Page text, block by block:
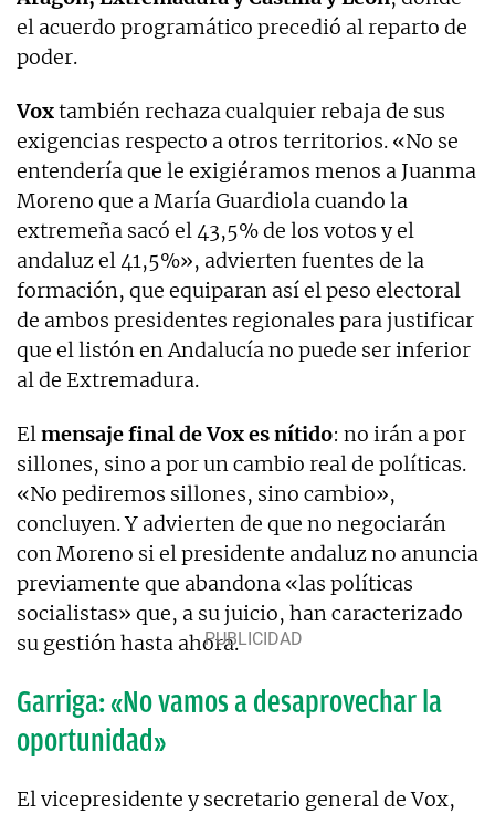
el acuerdo programático precedió al reparto de
poder.
Voxtambién rechaza cualquier rebaja de sus
exigencias respecto a otros territorios. «No se
entendería que le exigiéramos menos a Juanma
Moreno que a María Guardiola cuando la
extremeña sacó el 43,5% de los votos y el
andaluz el 41,5%», advierten fuentes de la
formación, que equiparan así el peso electoral
de ambos presidentes regionales para justificar
que el listón en Andalucía no puede ser inferior
al de Extremadura.
Elmensaje final de Vox es nítido: no irán a por
sillones, sino a por un cambio real de políticas.
«No pediremos sillones, sino cambio»,
concluyen. Y advierten de que no negociarán
con Moreno si el presidente andaluz no anuncia
previamente que abandona «las políticas
socialistas» que, a su juicio, han caracterizado
su gestión hasta ahora.
Garriga: «No vamos a desaprovechar la
oportunidad»
El vicepresidente y secretario general de Vox,